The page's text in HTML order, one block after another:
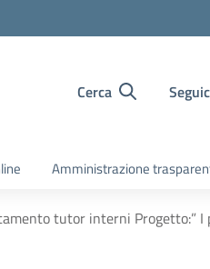
Cerca
Amministrazione
tutor interni Progetto:”